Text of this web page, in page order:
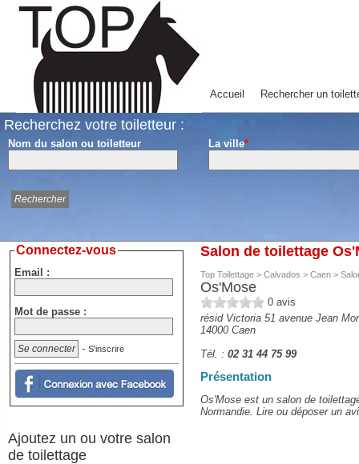
Accueil Rechercher un
Recherchez votre toiletteur :
Nom du salon ou toiletteur La ville*
Salon de toilettage
Top Toilettage > Calvados > Caen >
Os'Mose
0 avis
résid Victoria 51 avenue Jean
14000 Caen
Tél. : 02 31 44 75 99
Présentation
Os'Mose est un salon de
Normandie. Lire ou déposer un
Connectez-vous
Email :
Mot de passe :
- S'inscrire
Ajoutez un ou votre salon
de toilettage